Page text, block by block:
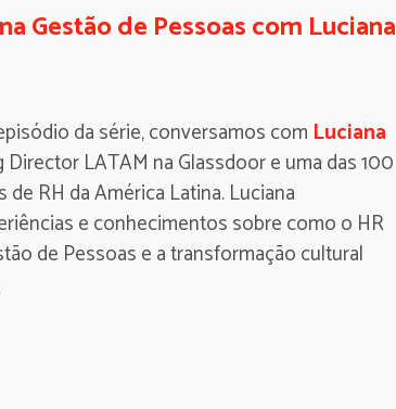
Gestão de Pessoas com Luciana
da série, conversamos com Luciana
Director LATAM na Glassdoor e uma das 100
RH da América Latina. Luciana
e conhecimentos sobre como o HR
de Pessoas e a transformação cultural